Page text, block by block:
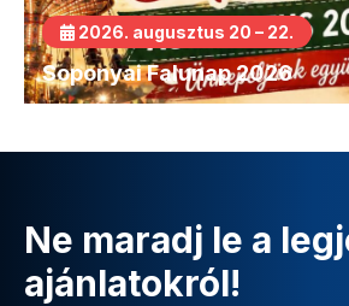
2026. augusztus 20 – 22.
Soponyai Falunap 2026
Ne maradj le a
ajánlatokról!